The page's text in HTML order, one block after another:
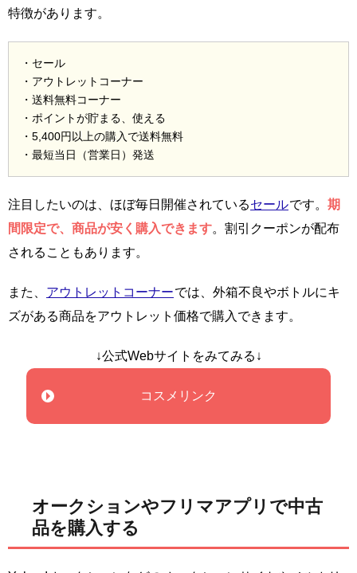
特徴があります。
・セール
・アウトレットコーナー
・送料無料コーナー
・ポイントが貯まる、使える
・5,400円以上の購入で送料無料
・最短当日（営業日）発送
注目したいのは、ほぼ毎日開催されているセールです。 期
間限定で、商品が安く購入できます。割引クーポンが配布
されることもあります。
また、 アウトレットコーナーでは、外箱不良やボトルにキ
ズがある商品をアウトレット価格で購入できます。
↓公式Webサイトをみてみる↓
コスメリンク
オークションやフリマアプリで中古
品を購入する